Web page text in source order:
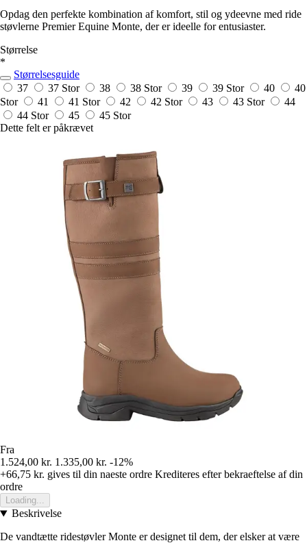
Opdag den perfekte kombination af komfort, stil og ydeevne med ride
støvlerne Premier Equine Monte, der er ideelle for entusiaster.
Størrelse
*
Størrelsesguide
37
37 Stor 38 38 Stor 39 39 Stor 40
40
Stor
41 41 Stor 42 42 Stor 43 43 Stor
44
44 Stor
45
45 Stor
Dette felt er påkrævet
Fra
1.524,00 kr. 1.335,00 kr. -12%
+66,75 kr. gives til din naeste ordre Krediteres efter bekraeftelse af din
ordre
Loading...
Beskrivelse
De vandtætte ridestøvler Monte er designet til dem, der elsker at være